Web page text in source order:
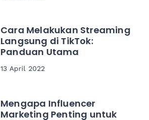
Cara Melakukan Streaming
Langsung di TikTok:
Panduan Utama
13 April 2022
Mengapa Influencer
Marketing Penting untuk